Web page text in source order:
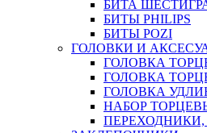
БИТА
БИТЫ PHILIPS
БИТЫ POZI
ГОЛОВКИ И
ГОЛОВКА
ГОЛОВКА
ГОЛОВКА
НАБОР